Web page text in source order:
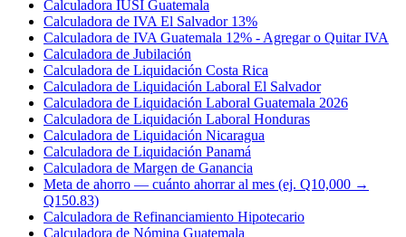
Calculadora IUSI Guatemala
Calculadora de IVA El Salvador 13%
Calculadora de IVA Guatemala 12% - Agregar o Quitar IVA
Calculadora de Jubilación
Calculadora de Liquidación Costa Rica
Calculadora de Liquidación Laboral El Salvador
Calculadora de Liquidación Laboral Guatemala 2026
Calculadora de Liquidación Laboral Honduras
Calculadora de Liquidación Nicaragua
Calculadora de Liquidación Panamá
Calculadora de Margen de Ganancia
Meta de ahorro — cuánto ahorrar al mes (ej. Q10,000 →
Q150.83)
Calculadora de Refinanciamiento Hipotecario
Calculadora de Nómina Guatemala